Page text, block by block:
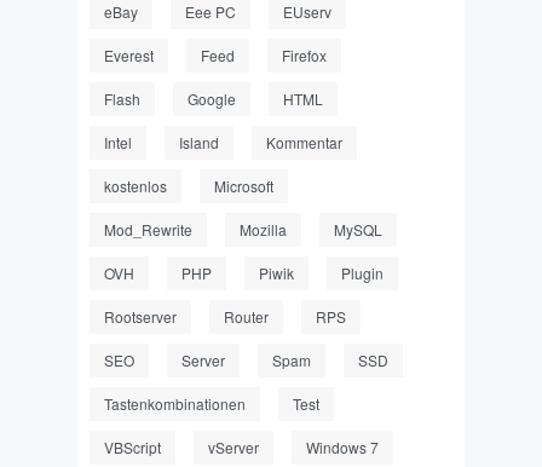
eBay Eee PC EUserv
Everest Feed Firefox
Flash Google HTML
Intel Island Kommentar
kostenlos Microsoft
Mod_Rewrite Mozilla MySQL
OVH PHP Piwik Plugin
Rootserver Router RPS
SEO Server Spam SSD
Tastenkombinationen Test
VBScript vServer Windows 7